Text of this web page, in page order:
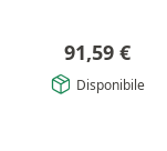
91,59 €
Disponibile